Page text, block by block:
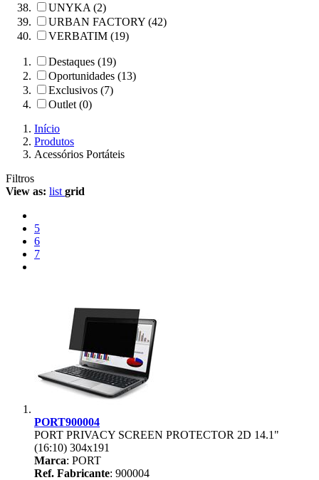
UNYKA (2)
URBAN FACTORY (42)
VERBATIM (19)
Destaques (19)
Oportunidades (13)
Exclusivos (7)
Outlet (0)
Início
Produtos
Acessórios Portáteis
Filtros
View as: list grid
5
6
7
PORT900004
PORT PRIVACY SCREEN PROTECTOR 2D 14.1"
(16:10) 304x191
Marca: PORT
Ref. Fabricante: 900004